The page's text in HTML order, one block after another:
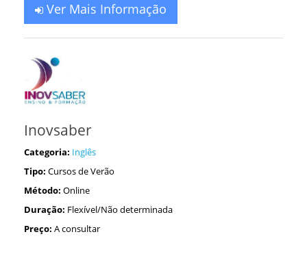
Ver Mais Informação
Inovsaber
Categoria: Inglês
Tipo: Cursos de Verão
Método: Online
Duração: Flexível/Não determinada
Preço: A consultar